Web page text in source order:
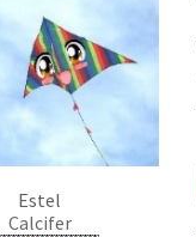
Estel
Calcifer